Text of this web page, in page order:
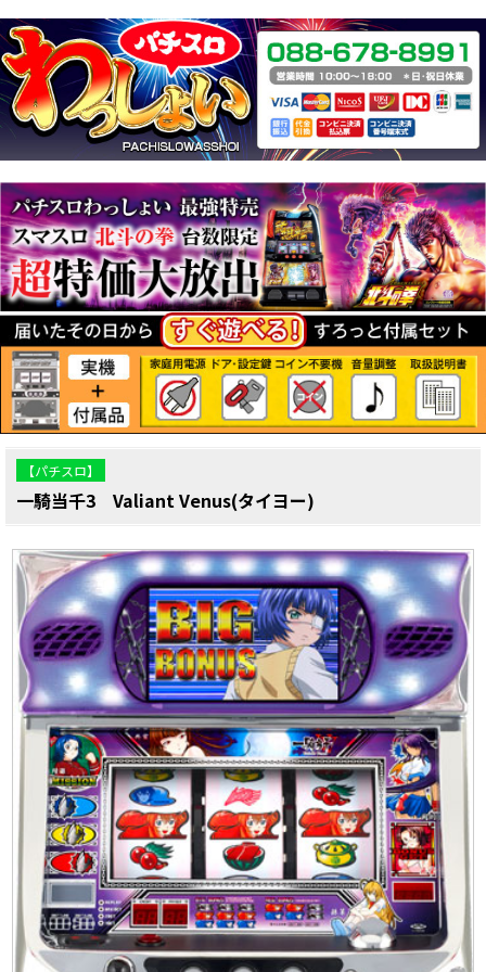
【パチスロ】
一騎当千3 Valiant Venus(タイヨー)